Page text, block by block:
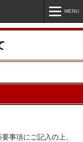
MENU
事項にご記入の上、